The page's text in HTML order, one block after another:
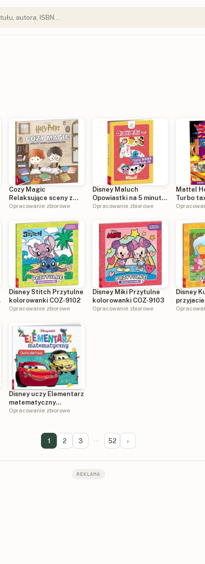
Cozy Magic
Relaksujące sceny z
Hogwartu COS-5101
Opracowanie zbiorowe
Disney Maluch
Opowiastki na 5 minut
Czyta Mama słucham Ja
Opracowanie zbiorowe
Mattel
Turbo
Disney Stitch Przytulne
kolorowanki COZ-9102
Opracowanie zbiorowe
Disney Miki Przytulne
kolorowanki COZ-9103
Opracowanie zbiorowe
Disney
Disney uczy Elementarz
matematyczny
Ćwiczenia UMC-9303
Opracowanie zbiorowe
1 2 3 ··· 52 ›
REKLAMA